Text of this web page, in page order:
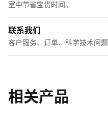
室中节省宝贵时间。
联系我们
客户服务、订单、科学技术问题
相关产品